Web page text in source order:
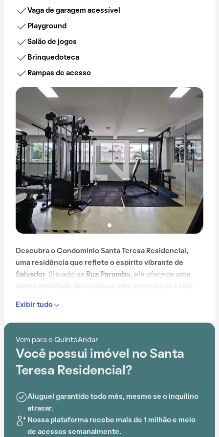
Vaga de garagem acessível
Playground
Salão de jogos
Brinquedoteca
Rampas de acesso
Descubra o Condomínio Santa Teresa Residencial,
uma residência que reflete o espírito vibrante de
Salvador. Situado na Rua Parambu, ele oferece uma
Com portaria 24 horas, elevador, academia, piscina,
brinquedoteca, o Condomínio Santa Teresa
Residencial é ideal para quem busca conforto e
entretenimento.
A proximidade comEstação Acesso Norte
, Caracol,
Escola,
Costa e Escola Creche Efraim adiciona praticidade a
essa experiência.
Exibir tudo
Vem para o QuintoAndar
Você possui imóvel no Santa
Teresa Residencial?
Aluguel garantido todo mês, mesmo se o inquilino
atrasar.
Nossa plataforma recebe mais de 1 milhão e meio
de acessos semanalmente.